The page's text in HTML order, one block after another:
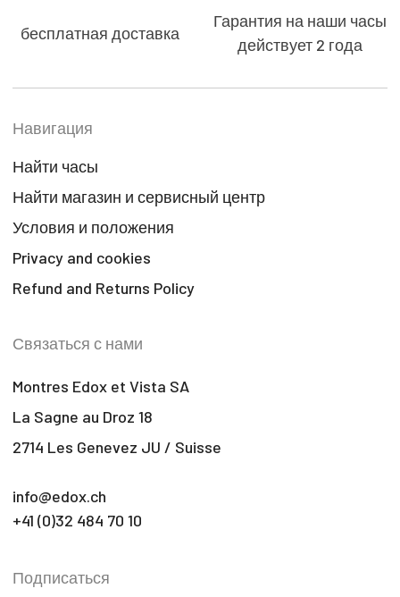
бесплатная доставка
Гарантия на наши часы
действует 2 года
Навигация
Найти часы
Найти магазин и сервисный центр
Условия и положения
Privacy and cookies
Refund and Returns Policy
Связаться с нами
Montres Edox et Vista SA
La Sagne au Droz 18
2714 Les Genevez JU / Suisse
info@edox.ch
+41 (0)32 484 70 10
Подписаться